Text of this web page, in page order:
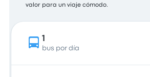
valor para un viaje cómodo.
1
bus por día